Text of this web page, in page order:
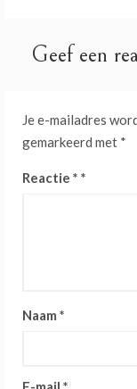
Geef een
Je e-mailadres
gemarkeerd met *
Reactie *
Naam *